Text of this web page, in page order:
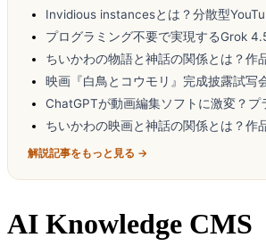
Invidious instancesとは？分散型
プログラミング不要で実現するGrok
ちいかわの物語と神話の関係とは？作
映画『白鳥とコウモリ』完成披露試写
ChatGPTが動画編集ソフトに激変？
ちいかわの映画と神話の関係とは？作
解説記事をもっと見る →
AI Knowledge